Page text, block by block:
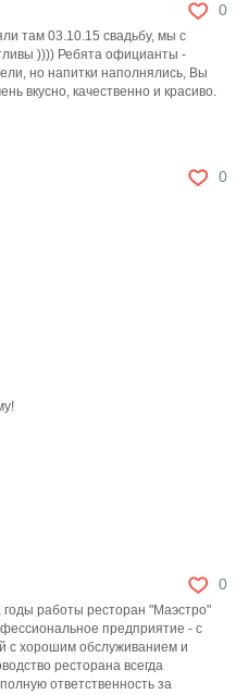
0
там 03.10.15 свадьбу, мы с
)))) Ребята официанты -
но напитки наполнялись, Вы
вкусно, качественно и красиво.
0
0
годы работы ресторан "Маэстро"
предприятие - с
с хорошим обслуживанием и
ресторана всегда
ответственность за